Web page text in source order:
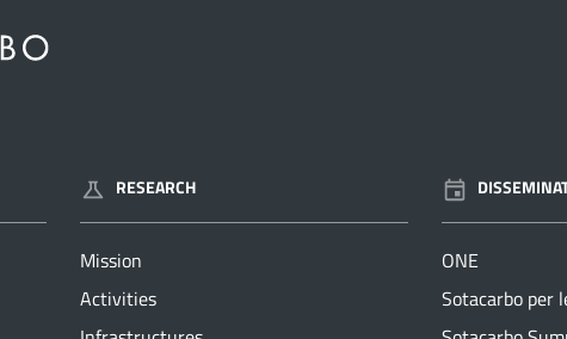
RESEARCH
Mission
Activities
ONE
Sotacarbo per